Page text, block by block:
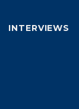
INTERVIEWS